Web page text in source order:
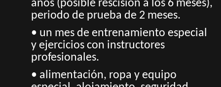
años (posible rescisión a los 6 meses),
periodo de prueba de 2 meses.
• un mes de entrenamiento especial
y ejercicios con instructores
profesionales.
• alimentación, ropa y equipo